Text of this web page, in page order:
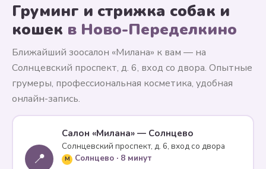
Груминг и стрижка собак и
кошек в Ново-Переделкино
Ближайший зоосалон «Милана» к вам — на
Солнцевский проспект, д. 6, вход со двора. Опытные
грумеры, профессиональная косметика, удобная
онлайн-запись.
📍
Салон «Милана» — Солнцево
Солнцевский проспект, д. 6, вход со двора
M Солнцево · 8 минут